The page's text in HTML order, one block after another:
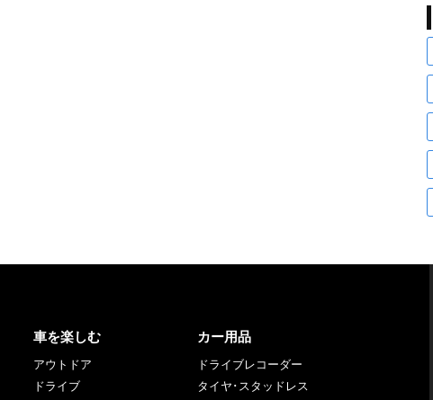
車を楽しむ
アウトドア
ドライブ
カー用品
ドライブレコーダー
タイヤ･スタッドレス